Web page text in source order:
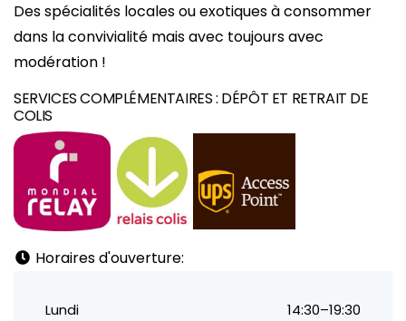
Des spécialités locales ou exotiques à consommer
dans la convivialité mais avec toujours avec
modération !
SERVICES COMPLÉMENTAIRES : DÉPÔT ET RETRAIT DE
COLIS
Horaires d'ouverture:
Lundi
14:30–19:30